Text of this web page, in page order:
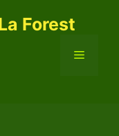
Forest
Menu